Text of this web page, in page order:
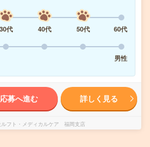
30代 40代 50代
60代
男性
応募へ進む 詳しく見る
ルフト・メディカルケア 福岡支店